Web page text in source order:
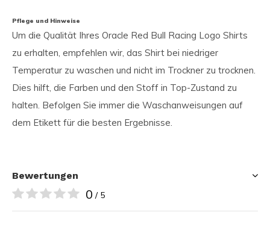
Pflege und Hinweise
Um die Qualität Ihres Oracle Red Bull Racing Logo Shirts
zu erhalten, empfehlen wir, das Shirt bei niedriger
Temperatur zu waschen und nicht im Trockner zu trocknen.
Dies hilft, die Farben und den Stoff in Top-Zustand zu
halten. Befolgen Sie immer die Waschanweisungen auf
dem Etikett für die besten Ergebnisse.
Bewertungen
0 / 5